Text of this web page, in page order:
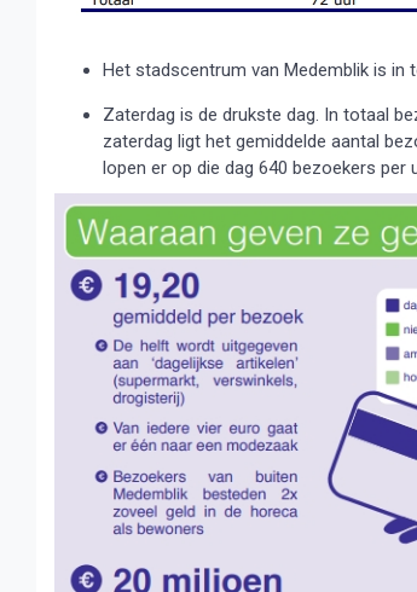
Het stadscentrum van Medemblik is in
Zaterdag is de drukste dag. In totaal
zaterdag ligt het gemiddelde aantal
lopen er op die dag 640 bezoekers per